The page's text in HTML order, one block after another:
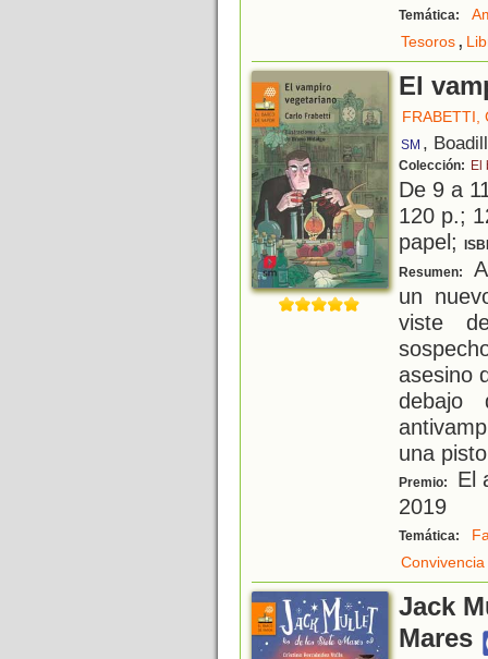
Temática:
Tesoros,
El
FRABETTI,
SM ,
Colección: El
De 9 a
120 p.;
papel;
Resumen:
un
viste
asesino
una
Premio:
El
2019
Temática:
Convivencia
Jack
Mares